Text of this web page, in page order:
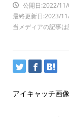
公開日:2022/
最終更新日:2023/
当メディアの記事
アイキャッチ画